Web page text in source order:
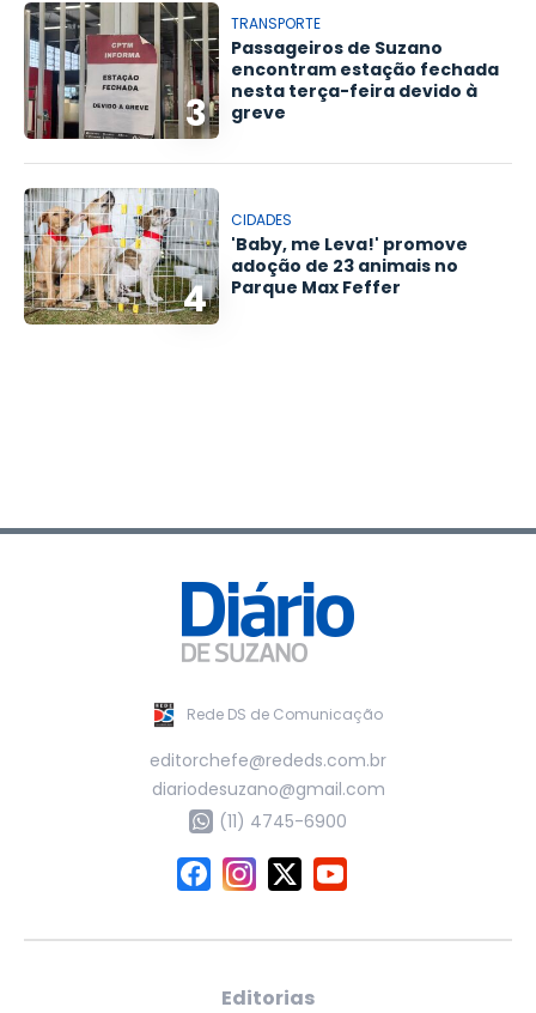
3
TRANSPORTE
Passageiros de Suzano
encontram estação fechada
nesta terça-feira devido à
greve
4
CIDADES
'Baby, me Leva!' promove
adoção de 23 animais no
Parque Max Feffer
Rede DS de Comunicação
editorchefe@rededs.com.br
diariodesuzano@gmail.com
(11) 4745-6900
Editorias